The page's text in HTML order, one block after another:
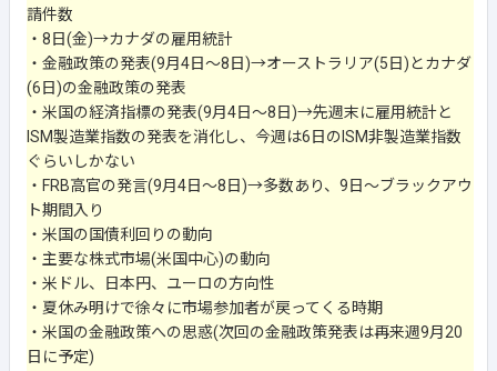
請件数
・8日(金)→カナダの雇用統計
・金融政策の発表(9月4日～8日)→オーストラリア(5日)とカナダ
(6日)の金融政策の発表
・米国の経済指標の発表(9月4日～8日)→先週末に雇用統計と
ISM製造業指数の発表を消化し、今週は6日のISM非製造業指数
ぐらいしかない
・FRB高官の発言(9月4日～8日)→多数あり、9日～ブラックアウ
ト期間入り
・米国の国債利回りの動向
・主要な株式市場(米国中心)の動向
・米ドル、日本円、ユーロの方向性
・夏休み明けで徐々に市場参加者が戻ってくる時期
・米国の金融政策への思惑(次回の金融政策発表は再来週9月20
日に予定)